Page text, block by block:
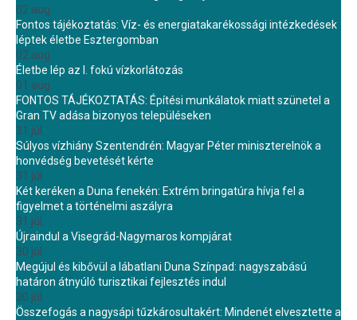
02 aug.
Fontos tájékoztatás: Víz- és energiatakarékossági intézkedések
léptek életbe Esztergomban
02 aug.
Életbe lép az I. fokú vízkorlátozás
01 aug.
FONTOS TÁJÉKOZTATÁS: Építési munkálatok miatt szünetel a
Gran TV adása bizonyos településeken
31 júl.
Súlyos vízhiány Szentendrén: Magyar Péter miniszterelnök a
honvédség bevetését kérte
31 júl.
Két keréken a Duna fenekén: Extrém bringatúra hívja fel a
figyelmet a történelmi aszályra
31 júl.
Újraindul a Visegrád-Nagymaros kompjárat
30 júl.
Megújul és kibővül a lábatlani Duna Színpad: nagyszabású
határon átnyúló turisztikai fejlesztés indul
30 júl.
Összefogás a nagysápi tűzkárosultakért: Mindenét elvesztette a